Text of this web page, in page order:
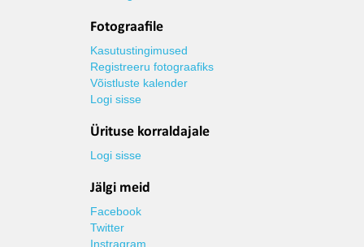
Fotograafile
Kasutustingimused
Registreeru fotograafiks
Võistluste kalender
Logi sisse
Ürituse korraldajale
Logi sisse
Jälgi meid
Facebook
Twitter
Instragram